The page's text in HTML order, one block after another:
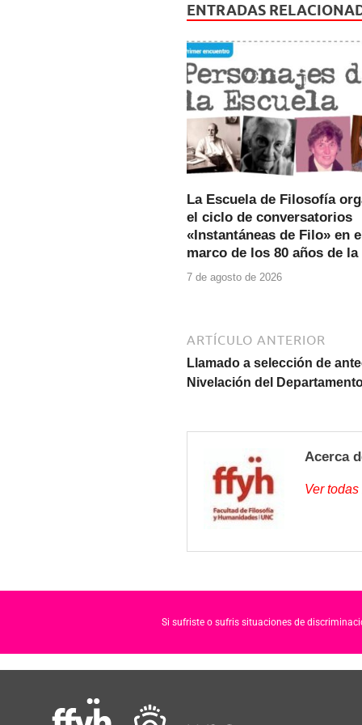
e
b
o
o
k
er s
A
p
p
ENTRADAS
La Escuela de Filosofía
el ciclo de conversatorios
«Instantáneas de Filo» en el
marco de los 80 años de la
7 de agosto de 2026
ARTÍCULO ANTERIOR
Llamado a selección de
Nivelación del
Acerca
Ver
Si sufriste o sufris situaciones de